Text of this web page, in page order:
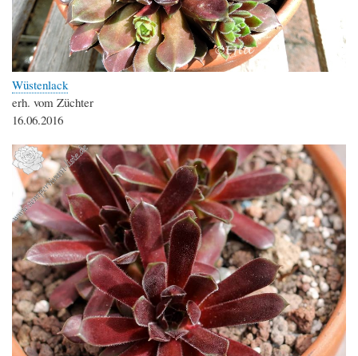
Wüstenlack
erh. vom Züchter
16.06.2016